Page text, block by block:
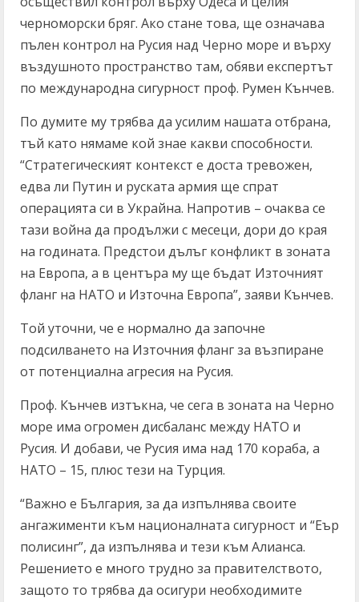
черноморски бряг. Ако стане това, ще означава
пълен контрол на Русия над Черно море и върху
въздушното пространство там, обяви експертът
по международна сигурност проф. Румен Кънчев.
По думите му трябва да усилим нашата отбрана,
тъй като нямаме кой знае какви способности.
“Стратегическият контекст е доста тревожен,
едва ли Путин и руската армия ще спрат
операцията си в Украйна. Напротив – очаква се
тази война да продължи с месеци, дори до края
на годината. Предстои дълъг конфликт в зоната
на Европа, а в центъра му ще бъдат Източният
фланг на НАТО и Източна Европа”, заяви Кънчев.
Той уточни, че е нормално да започне
подсилването на Източния фланг за възпиране
от потенциална агресия на Русия.
Проф. Кънчев изтъкна, че сега в зоната на Черно
море има огромен дисбаланс между НАТО и
Русия. И добави, че Русия има над 170 кораба, а
НАТО – 15, плюс тези на Турция.
“Важно е България, за да изпълнява своите
ангажименти към националната сигурност и “Еър
полисинг”, да изпълнява и тези към Алианса.
Решението е много трудно за правителството,
защото то трябва да осигури необходимите